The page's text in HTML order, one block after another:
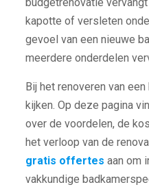
kapotte of versleten
gevoel van een nieuwe
meerdere onderdelen
Bij het renoveren van
kijken. Op deze pagina
over de voordelen, de
het verloop van de
gratis offertes aan om
vakkundige